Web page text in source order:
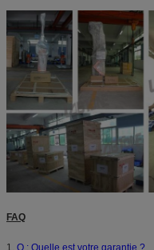
FAQ
1. Q : Quelle est votre garantie ?